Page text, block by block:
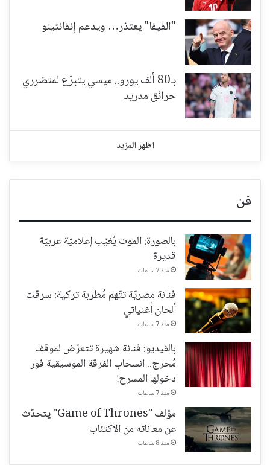
"الفيفا" يعتذر… ويدعم إنفانتينو
بـ80 ألف يورو.. ميسي يتبرّع لمتضرري
حرائق مدريد
اظهر المزيد
فن
بالصورة: الموت يُغيّب إعلاميّة عربيّة
قديرة
منذ 7 ساعات
فنانة مصريّة تتّهم مُطربة تركية: سرقت
ألحان أغنياتي
منذ 7 ساعات
بالفيديو: فنانة شهيرة تتعرّض لموقف
مُحرج.. انسحاب الفرقة الموسيقية فور
دخولها المسرح!
منذ 7 ساعات
مؤلف "Game of Thrones" يتحدّث
عن معاناته من الاكتئاب
منذ 8 ساعات